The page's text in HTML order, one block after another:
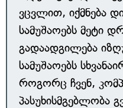
ვცვლით, იქმნება
სამუშაოებს მეტი
გადაადგილება
სამუშაოებს
როგორც ჩვენ,
პასუხისმგებლობა